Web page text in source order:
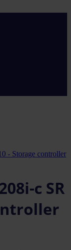
- Storage controller
c SR